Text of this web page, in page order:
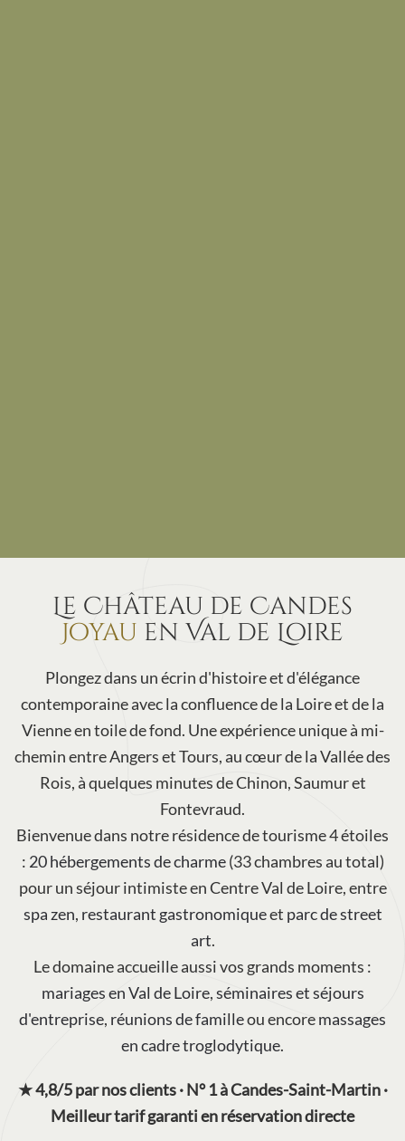
Le Château de Candes
Joyau en Val de Loire
Plongez dans un écrin d'histoire et d'élégance
contemporaine avec la confluence de la Loire et de la
Vienne en toile de fond. Une expérience unique à mi-
chemin entre Angers et Tours, au cœur de la Vallée des
Rois, à quelques minutes de Chinon, Saumur et
Fontevraud.
Bienvenue dans notre résidence de tourisme 4 étoiles
: 20 hébergements de charme(33 chambres au total)
pour un séjour intimiste en Centre Val de Loire, entre
spa zen, restaurant gastronomiqueet parc de street
art.
Le domaine accueille aussi vos grands moments :
mariages en Val de Loire,séminaires et séjours
d'entreprise, réunions de familleou encoremassages
en cadre troglodytique.
★ 4,8/5 par nos clients · N° 1 à Candes-Saint-Martin ·
Meilleur tarif garanti en réservation directe